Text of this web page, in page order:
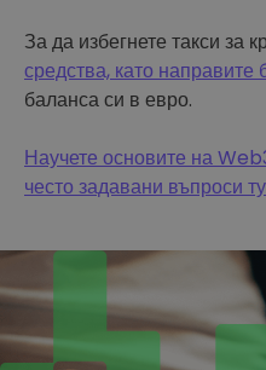
За да избегнете такси за
средства, като направите
баланса си в евро.
Научете основите на
често задавани въпроси